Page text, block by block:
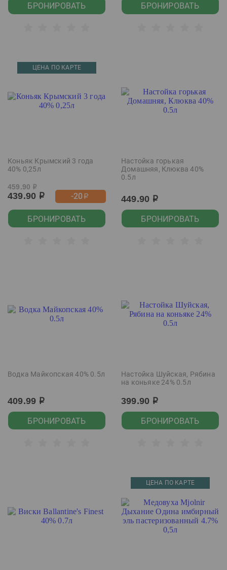
БРОНИРОВАТЬ БРОНИРОВАТЬ
ЦЕНА ПО КАРТЕ
Коньяк Крымский 3 года
40% 0,25л
459.90 р
439.90 р -20р
БРОНИРОВАТЬ
Настойка горькая
Домашняя, Клюква 40%
0.5л
449.90 р
БРОНИРОВАТЬ
Водка Майкопская 40% 0.5л
409.99 р
БРОНИРОВАТЬ
Настойка Шуйская, Рябина
на коньяке 24% 0.5л
399.90 р
БРОНИРОВАТЬ
ЦЕНА ПО КАРТЕ